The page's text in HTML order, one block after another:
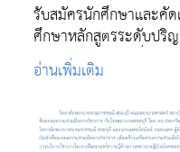
รับสมัครนักศึกษาและคัด
ศึกษาหลักสูตรระดับปริ
ศึกษา 2565 รอบที่ 2
อ่านเพิ่มเติม